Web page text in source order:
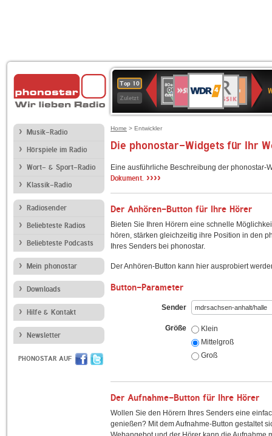
Top 10
Zuletzt
Deutschlandfunk
80er
90er
OLDIE
ANTENNE
4
KLASSIK
Kultur
Kultur
2
Musik-Radio
Hörspiele im Radio
Wort- & Sport-Radio
Klassik-Radio
Radiosender
Beliebteste Radios
Beliebteste Podcasts
Mein phonostar
Downloads
Hilfe & Kontakt
Newsletter
PHONOSTAR AUF
Home > Entwickler
Die phonostar-Widgets für Ihr
Eine ausführliche Beschreibung der
Dokument. ››››
Der Anhören-Button für Ihre Hörer
Bieten Sie Ihren Hörern eine schnelle
hören, stärken gleichzeitig ihre Position in den
Ihres Senders bei phonostar.
Der Anhören-Button kann hier ausprobiert
Button-Parameter
Sender
Größe
Klein
Mittelgroß
Groß
Der Aufnahme-Button für Ihre Hörer
Wollen Sie den Hörern Ihres Senders eine
genießen? Mit dem Aufnahme-Button gestaltet